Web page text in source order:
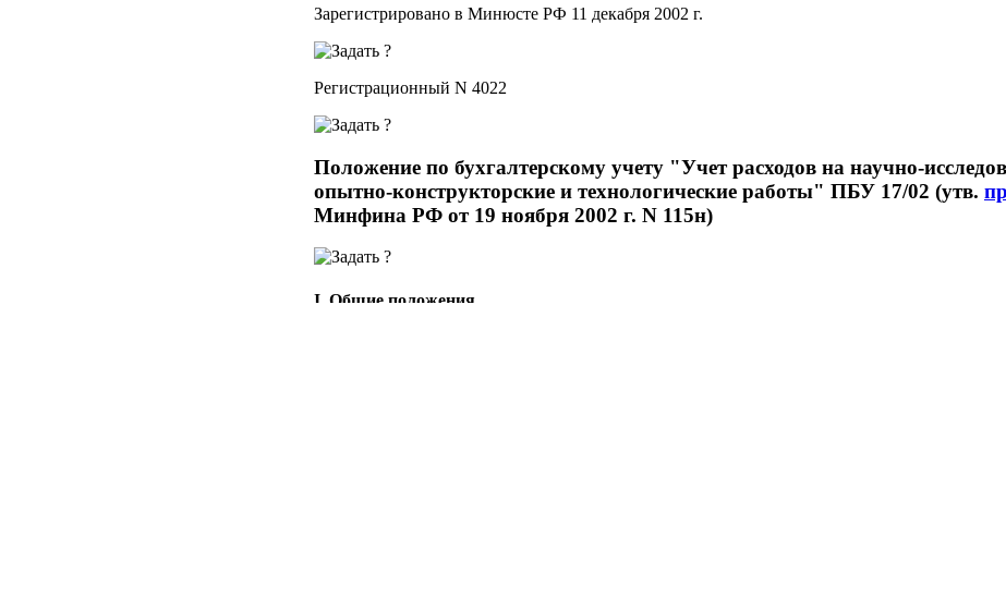
Зарегистрировано в Минюсте РФ 11 декабря 2002 г.
Регистрационный N 4022
Положение по бухгалтерскому учету "Учет расходов на научно-
опытно-конструкторские и технологические работы" ПБУ 17/02 (утв.
Минфина РФ от 19 ноября 2002 г. N 115н)
I. Общие положения